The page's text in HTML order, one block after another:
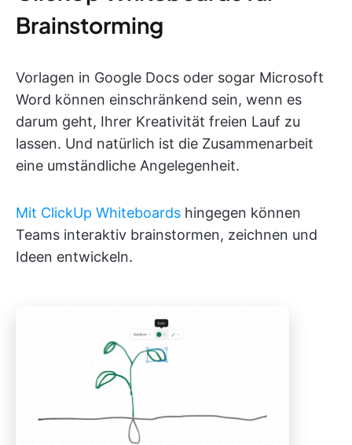
Brainstorming
Vorlagen in Google Docs oder sogar Microsoft
Word können einschränkend sein, wenn es
darum geht, Ihrer Kreativität freien Lauf zu
lassen. Und natürlich ist die Zusammenarbeit
eine umständliche Angelegenheit.
Mit ClickUp Whiteboards hingegen können
Teams interaktiv brainstormen, zeichnen und
Ideen entwickeln.